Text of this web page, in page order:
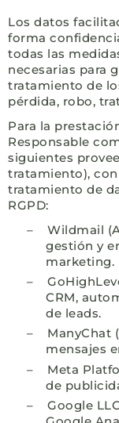
Los datos
forma
todas las
necesarias para
tratamiento de
pérdida, robo,
Para la
Responsable
siguientes
tratamiento),
tratamiento de
RGPD:
–
Wildmail
gestión y
marketing.
–
CRM,
de leads.
–
ManyChat
mensajes
–
Meta
de
–
Google